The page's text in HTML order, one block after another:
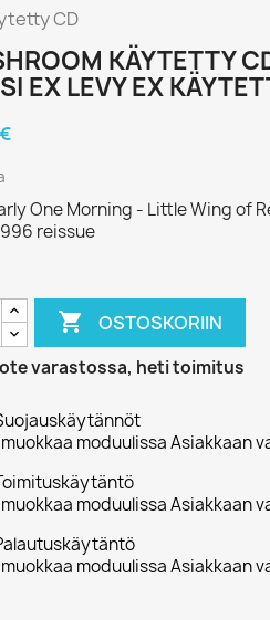
CD
KÄYTETTY
EX LEVY EX
One Morning - Little Wing of
reissue
 OSTOSKORIIN
varastossa, heti toimitus
moduulissa Asiakkaan
moduulissa Asiakkaan
moduulissa Asiakkaan